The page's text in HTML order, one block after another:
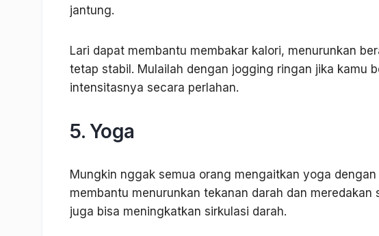
jantung.
Lari dapat membantu membakar kalori, menurunkan
tetap stabil. Mulailah dengan jogging ringan jika kamu
intensitasnya secara perlahan.
5. Yoga
Mungkin nggak semua orang mengaitkan yoga
membantu menurunkan tekanan darah dan
juga bisa meningkatkan sirkulasi darah.